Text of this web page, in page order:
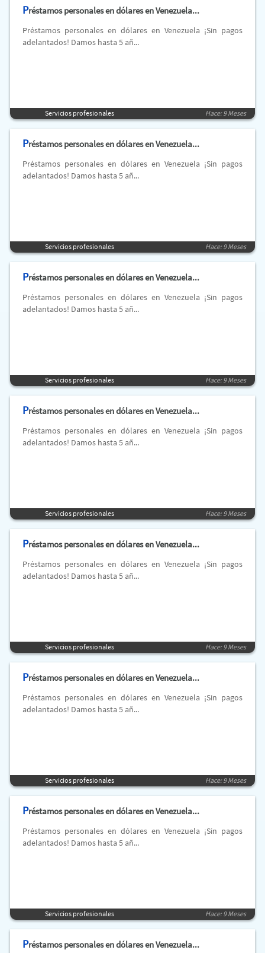
Préstamos personales en dólares en Venezuela...
Préstamos personales en dólares en Venezuela ¡Sin pagos
adelantados! Damos hasta 5 añ...
Servicios profesionales Hace: 9 Meses
Préstamos personales en dólares en Venezuela...
Préstamos personales en dólares en Venezuela ¡Sin pagos
adelantados! Damos hasta 5 añ...
Servicios profesionales Hace: 9 Meses
Préstamos personales en dólares en Venezuela...
Préstamos personales en dólares en Venezuela ¡Sin pagos
adelantados! Damos hasta 5 añ...
Servicios profesionales Hace: 9 Meses
Préstamos personales en dólares en Venezuela...
Préstamos personales en dólares en Venezuela ¡Sin pagos
adelantados! Damos hasta 5 añ...
Servicios profesionales Hace: 9 Meses
Préstamos personales en dólares en Venezuela...
Préstamos personales en dólares en Venezuela ¡Sin pagos
adelantados! Damos hasta 5 añ...
Servicios profesionales Hace: 9 Meses
Préstamos personales en dólares en Venezuela...
Préstamos personales en dólares en Venezuela ¡Sin pagos
adelantados! Damos hasta 5 añ...
Servicios profesionales Hace: 9 Meses
Préstamos personales en dólares en Venezuela...
Préstamos personales en dólares en Venezuela ¡Sin pagos
adelantados! Damos hasta 5 añ...
Servicios profesionales Hace: 9 Meses
Préstamos personales en dólares en Venezuela...